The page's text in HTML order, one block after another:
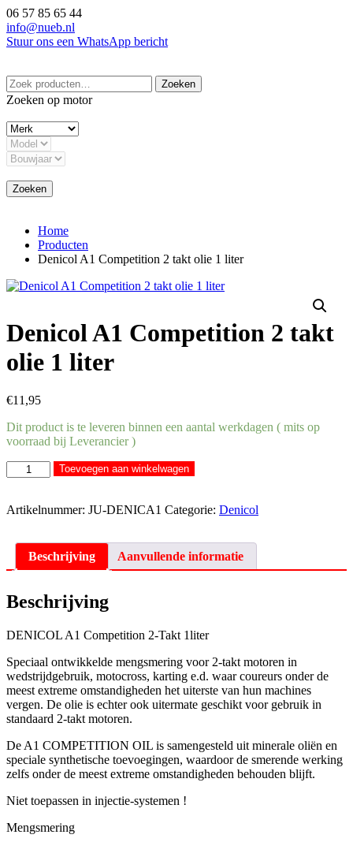
Ga
naar
de
06 57 85 65 44
info@nueb.nl
Stuur ons een WhatsApp bericht
Zoeken
naar:
Zoeken
Zoeken op motor
Zoeken
Home
Producten
Denicol A1 Competition 2 takt olie 1 liter
Denicol A1 Competition 2 takt
olie 1 liter
€11,95
Dit product is te leveren binnen een aantal werkdagen ( mits op
voorraad bij Leverancier )
Denicol
A1
2
liter
Toevoegen aan winkelwagen
Artikelnummer: JU-DENICA1 Categorie: Denicol
Beschrijving Aanvullende informatie
Beschrijving
DENICOL A1 Competition 2-Takt 1liter
Speciaal ontwikkelde mengsmering voor 2-takt motoren in
wedstrijdgebruik, motocross, karting e.d. waar coureurs onder de
meest extreme omstandigheden het uiterste van hun machines
vergen. De olie is echter ook uitermate geschikt voor gebruik in
standaard 2-takt motoren.
De A1 COMPETITION OIL is samengesteld uit minerale oliën en
speciale synthetische toevoegingen, waardoor de smerende werking
zelfs onder de meest extreme omstandigheden behouden blijft.
Niet toepassen in injectie-systemen !
Mengsmering